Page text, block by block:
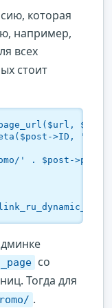
которая
например,
всех
стоит
>ID,
' . $post-
со
Тогда для
.